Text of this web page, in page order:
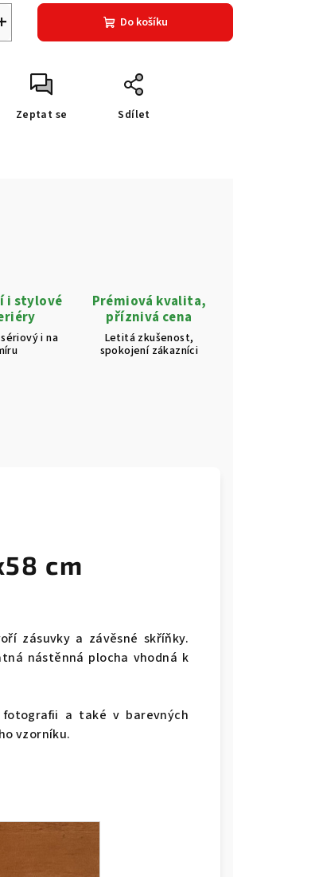
Do košíku
Zeptat se Sdílet
i stylové
i na
Prémiová kvalita,
příznivá cena
Letitá zkušenost,
spokojení zákazníci
cm
zásuvky a závěsné skříňky.
nástěnná plocha vhodná k
a také v barevných
vzorníku.